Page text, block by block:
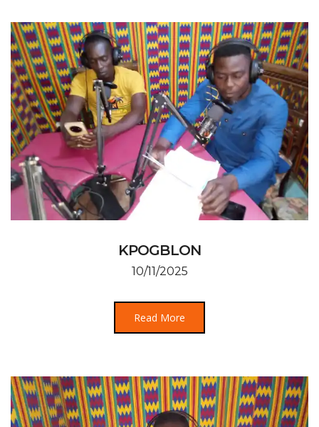
KPOGBLON
10/11/2025
Read More